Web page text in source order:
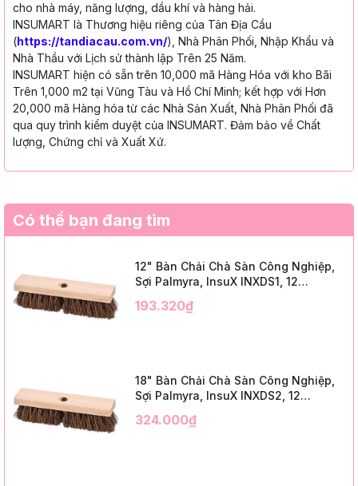
cho nhà máy, năng lượng, dầu khí và hàng hải.
INSUMART là Thương hiệu riêng của Tân Địa Cầu
(https://tandiacau.com.vn/), Nhà Phân Phối, Nhập Khẩu và
Nhà Thầu với Lịch sử thành lập Trên 25 Năm.
INSUMART hiện có sẵn trên 10,000 mã Hàng Hóa với kho Bãi
Trên 1,000 m2 tại Vũng Tàu và Hồ Chí Minh; kết hợp với Hơn
20,000 mã Hàng hóa từ các Nhà Sản Xuất, Nhà Phân Phối đã
qua quy trình kiểm duyệt của INSUMART. Đảm bảo về Chất
lượng, Chứng chỉ và Xuất Xứ.
Có thể bạn đang tìm
12" Bàn Chải Chà Sàn Công Nghiệp,
Sợi Palmyra, InsuX INXDS1, 12
Trim)
193.320₫
18" Bàn Chải Chà Sàn Công Nghiệp,
Sợi Palmyra, InsuX INXDS2, 12
Trim)
324.000₫